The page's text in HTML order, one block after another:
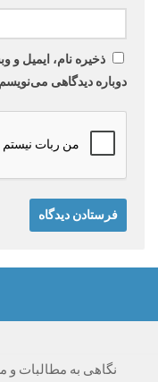
ذخیره نام، ایمیل
دوباره دیدگاهی
نگاهی به مطالبات و